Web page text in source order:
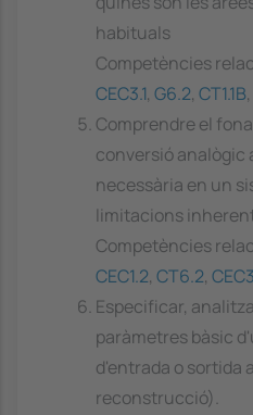
habituals
Competències
CEC3.1, G6.2, CT1.1B,
Comprendre el
conversió analògic
necessària en un
limitacions
Competències
CEC1.2, CT6.2,
Especificar,
paràmetres bàsic
d'entrada o sortida
reconstrucció).